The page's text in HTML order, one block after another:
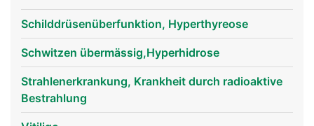
Schilddrüsenüberfunktion, Hyperthyreose
Schwitzen übermässig,Hyperhidrose
Strahlenerkrankung, Krankheit durch radioaktive
Bestrahlung